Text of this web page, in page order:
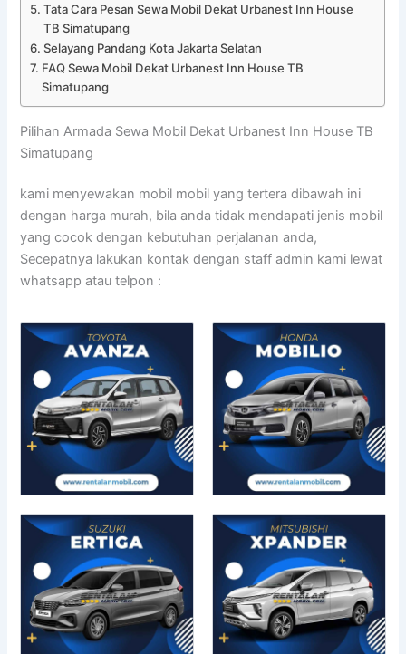
Tata Cara Pesan Sewa Mobil Dekat Urbanest Inn House
TB Simatupang
Selayang Pandang Kota Jakarta Selatan
FAQ Sewa Mobil Dekat Urbanest Inn House TB
Simatupang
Pilihan Armada Sewa Mobil Dekat Urbanest Inn House TB
Simatupang
kami menyewakan mobil mobil yang tertera dibawah ini
dengan harga murah, bila anda tidak mendapati jenis mobil
yang cocok dengan kebutuhan perjalanan anda,
Secepatnya lakukan kontak dengan staff admin kami lewat
whatsapp atau telpon :